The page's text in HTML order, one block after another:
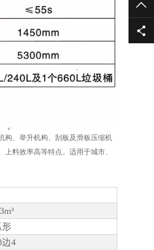
构、举升机构、刮板及滑板压缩机
料效率高等特点。适用于城市、
形
边4